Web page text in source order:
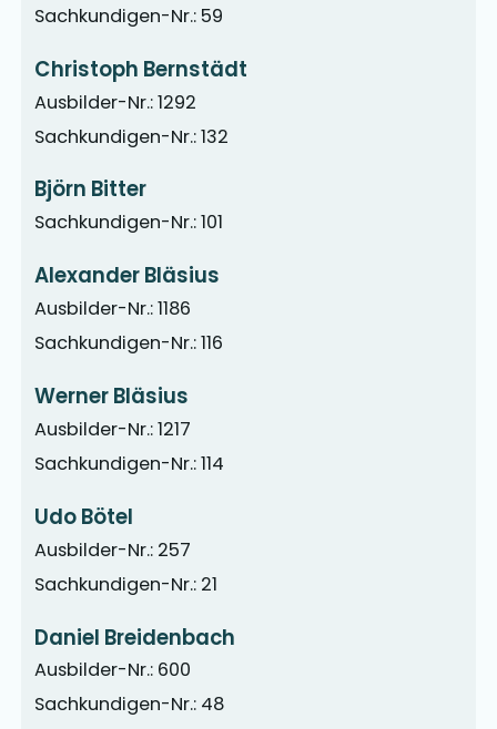
Sachkundigen-Nr.: 59
Christoph Bernstädt
Ausbilder-Nr.: 1292
Sachkundigen-Nr.: 132
Björn Bitter
Sachkundigen-Nr.: 101
Alexander Bläsius
Ausbilder-Nr.: 1186
Sachkundigen-Nr.: 116
Werner Bläsius
Ausbilder-Nr.: 1217
Sachkundigen-Nr.: 114
Udo Bötel
Ausbilder-Nr.: 257
Sachkundigen-Nr.: 21
Daniel Breidenbach
Ausbilder-Nr.: 600
Sachkundigen-Nr.: 48